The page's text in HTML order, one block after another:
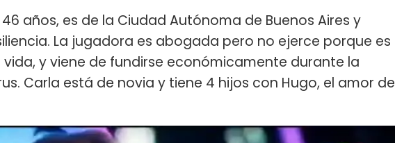
años, es de la Ciudad Autónoma de Buenos Aires y
La jugadora es abogada pero no ejerce porque es
y viene de fundirse económicamente durante la
Carla está de novia y tiene 4 hijos con Hugo, el amor de